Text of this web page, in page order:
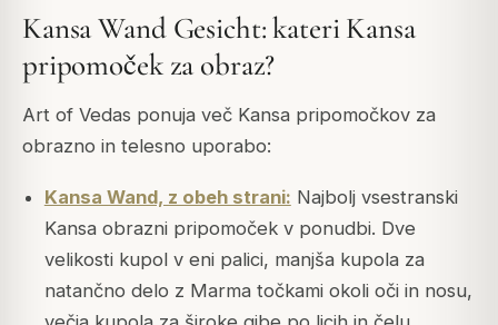
Kansa Wand Gesicht: kateri Kansa
pripomoček za obraz?
Art of Vedas ponuja več Kansa pripomočkov za
obrazno in telesno uporabo:
Kansa Wand, z obeh strani: Najbolj vsestranski
Kansa obrazni pripomoček v ponudbi. Dve
velikosti kupol v eni palici, manjša kupola za
natančno delo z Marma točkami okoli oči in nosu,